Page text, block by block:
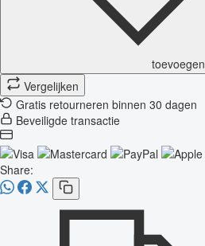
toevoegen
Vergelijken
Gratis retourneren binnen 30 dagen
Beveiligde transactie
Share: